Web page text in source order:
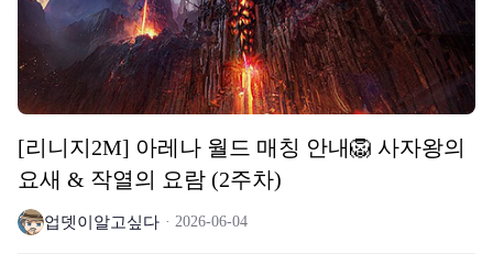
[리니지2M] 아레나 월드 매칭 안내🦁 사자왕의
요새 & 작열의 요람 (2주차)
업뎃이알고싶다 2026-06-04